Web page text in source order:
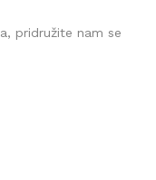
pridružite nam se